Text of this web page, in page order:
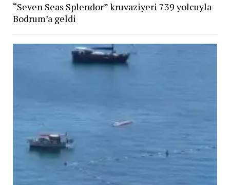
“Seven Seas Splendor” kruvaziyeri 739 yolcuyla
Bodrum’a geldi